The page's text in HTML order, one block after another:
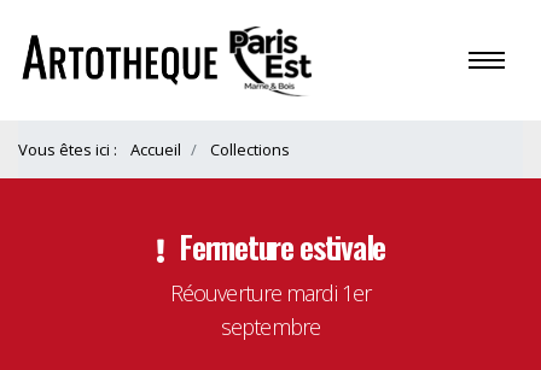
Vous êtes ici : Accueil Collections
Fermeture estivale
Réouverture mardi 1er
septembre